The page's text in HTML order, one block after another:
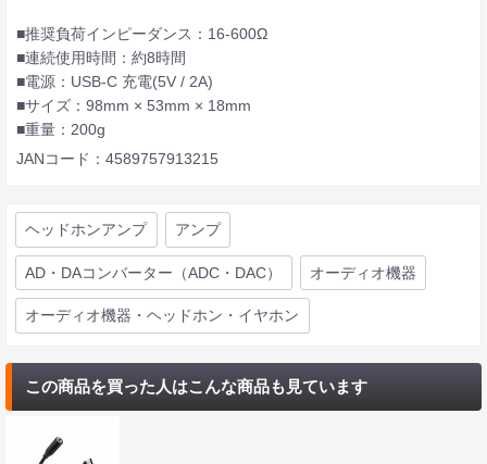
■推奨負荷インピーダンス：16-600Ω
■連続使用時間：約8時間
■電源：USB-C 充電(5V / 2A)
■サイズ：98mm × 53mm × 18mm
■重量：200g
JANコード：4589757913215
ヘッドホンアンプ アンプ
AD・DAコンバーター（ADC・DAC） オーディオ機器
オーディオ機器・ヘッドホン・イヤホン
この商品を買った人はこんな商品も見ています